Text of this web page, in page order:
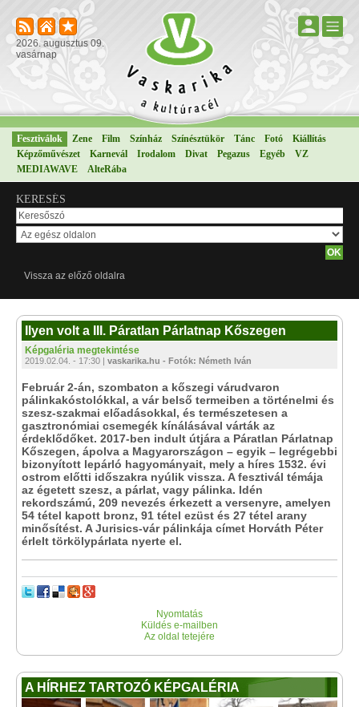
2026. augusztus 09.
vasárnap
Fesztiválok Zene Film Színház Színésztükör Tánc Fotó
Kiállítás
Képzőművészet
Karnevál Irodalom Divat Pegazus Egyéb
VZ
MEDIAWAVE
AlteRába
KERESÉS
Vissza az előző oldalra
Ilyen volt a III. Páratlan Párlatnap Kőszegen
Képgaléria megtekintése
2019.02.04. - 17:30 | vaskarika.hu - Fotók: Németh Iván
Február 2-án, szombaton a kőszegi várudvaron
pálinkakóstolókkal, a vár belső termeiben a történelmi és
szesz-szakmai előadásokkal, és természetesen a
gasztronómiai csemegék kínálásával várták az
érdeklődőket. 2017-ben indult útjára a Páratlan Párlatnap
Kőszegen, ápolva a Magyarországon – egyik – legrégebbi
bizonyított lepárló hagyományait, mely a híres 1532. évi
ostrom előtti időszakra nyúlik vissza. A fesztivál témája
az égetett szesz, a párlat, vagy pálinka. Idén
rekordszámú, 209 nevezés érkezett a versenyre, amelyen
54 tétel kapott bronz, 91 tétel ezüst és 27 tétel arany
minősítést. A Jurisics-vár pálinkája címet Horváth Péter
érlelt törkölypárlata nyerte el.
Nyomtatás
Küldés e-mailben
Az oldal tetejére
A HÍRHEZ TARTOZÓ KÉPGALÉRIA